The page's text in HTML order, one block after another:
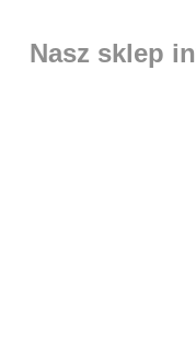
Nasz sklep